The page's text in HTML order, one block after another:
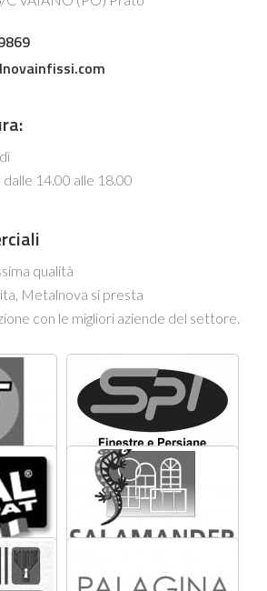
14.00 alle 18.00
qualità
Metalnova si presta
con le migliori aziende del settore.